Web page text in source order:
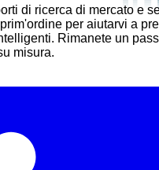
di ricerca di mercato e
per aiutarvi a
Rimanete un
misura.